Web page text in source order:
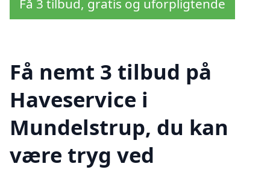
Få nemt 3 tilbud på
Haveservice i
Mundelstrup, du kan
være tryg ved